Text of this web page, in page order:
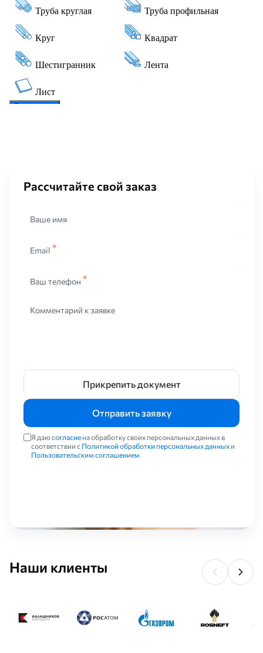
Рассчитайте свой заказ
Ваше имя
Email
Ваш телефон
Комментарий к заявке
Прикрепить документ
Отправить заявку
Я даюсогласие на обработку своих персональных данных в
соответствии с Политикой обработки персональных данных и
Пользовательским соглашением
Наши клиенты